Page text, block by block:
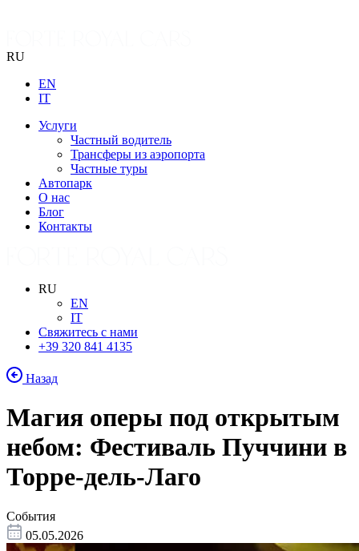
RU
EN
IT
Услуги
Частный водитель
Трансферы из аэропорта
Частные туры
Автопарк
О нас
Блог
Контакты
RU
EN
IT
Свяжитесь с нами
+39 320 841 4135
Назад
Магия оперы под открытым
небом: Фестиваль Пуччини в
Торре-дель-Лаго
События
05.05.2026